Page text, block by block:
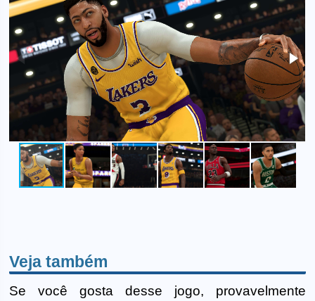
Veja também
Se você gosta desse jogo, provavelmente